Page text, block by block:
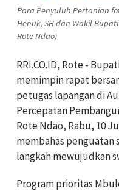
Para Penyuluh Pertanian
Henuk, SH dan Wakil
Rote Ndao)
RRI.CO.ID, Rote -
memimpin rapat
petugas lapangan di
Percepatan
Rote Ndao, Rabu, 10
membahas penguatan
langkah mewujudkan
Program prioritas